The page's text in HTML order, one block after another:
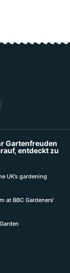
Gartenfreuden
entdeckt zu
UK’s gardening
at BBC Gardeners‘